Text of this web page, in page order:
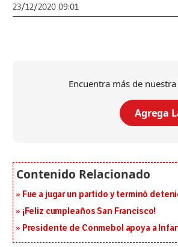
23/12/2020 09:01
Encuentra más de
Agrega
Fue a jugar un partido y terminó
¡Feliz cumpleaños San Francisco!
Presidente de Conmebol apoya a